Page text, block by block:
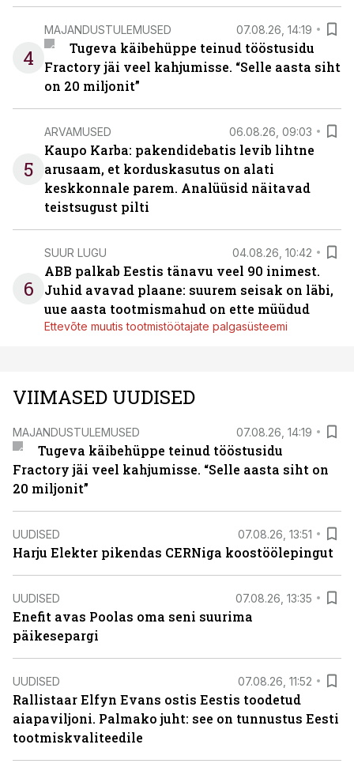
4
MAJANDUSTULEMUSED 07.08.26, 14:19
Tugeva käibehüppe teinud tööstusidu
Fractory jäi veel kahjumisse. “Selle aasta siht
on 20 miljonit”
5
ARVAMUSED 06.08.26, 09:03
Kaupo Karba: pakendidebatis levib lihtne
arusaam, et korduskasutus on alati
keskkonnale parem. Analüüsid näitavad
teistsugust pilti
6
SUUR LUGU 04.08.26, 10:42
ABB palkab Eestis tänavu veel 90 inimest.
Juhid avavad plaane: suurem seisak on läbi,
uue aasta tootmismahud on ette müüdud
Ettevõte muutis tootmistöötajate palgasüsteemi
VIIMASED UUDISED
MAJANDUSTULEMUSED 07.08.26, 14:19
Tugeva käibehüppe teinud tööstusidu
Fractory jäi veel kahjumisse. “Selle aasta siht on
20 miljonit”
UUDISED 07.08.26, 13:51
Harju Elekter pikendas CERNiga koostöölepingut
UUDISED 07.08.26, 13:35
Enefit avas Poolas oma seni suurima
päikesepargi
UUDISED 07.08.26, 11:52
Rallistaar Elfyn Evans ostis Eestis toodetud
aiapaviljoni. Palmako juht: see on tunnustus Eesti
tootmiskvaliteedile